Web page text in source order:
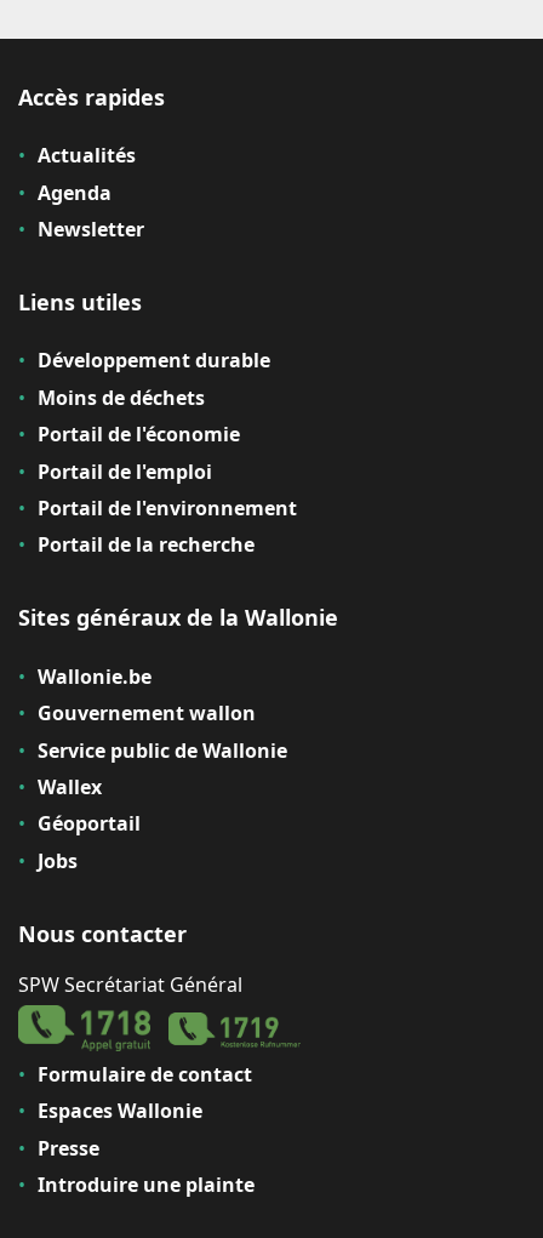
Accès rapides
Actualités
Agenda
Newsletter
Liens utiles
Développement durable
Moins de déchets
Portail de l'économie
Portail de l'emploi
Portail de l'environnement
Portail de la recherche
Sites généraux de la Wallonie
Wallonie.be
Gouvernement wallon
Service public de Wallonie
Wallex
Géoportail
Jobs
Nous contacter
SPW Secrétariat Général
Formulaire de contact
Espaces Wallonie
Presse
Introduire une plainte